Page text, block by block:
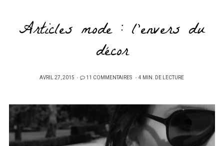
Articles mode : l’envers du
décor
PUBLIÉ
AVRIL 27, 2015 11 COMMENTAIRES 4 MIN. DE LECTURE